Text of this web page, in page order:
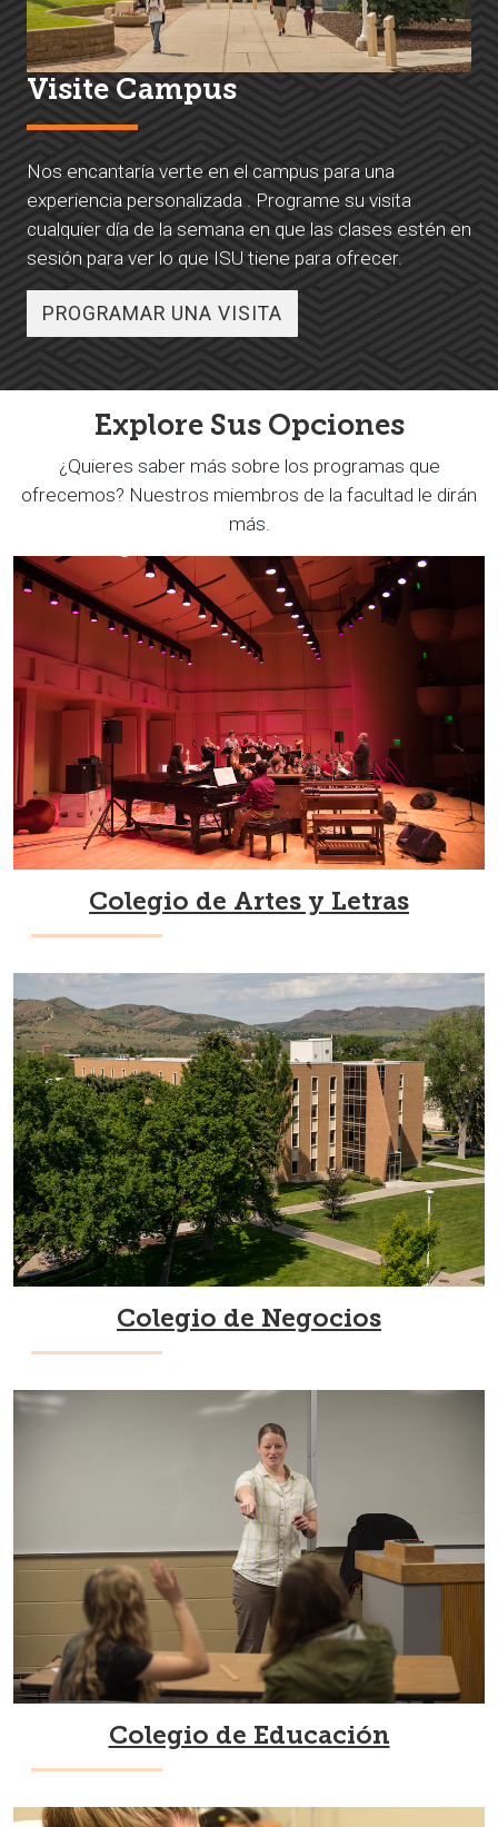
Visite Campus
Nos encantaría verte en el campus para una
experiencia personalizada . Programe su visita
cualquier día de la semana en que las clases estén en
sesión para ver lo que ISU tiene para ofrecer.
PROGRAMAR UNA VISITA
Explore Sus Opciones
¿Quieres saber más sobre los programas que
ofrecemos? Nuestros miembros de la facultad le dirán
más.
Colegio de Artes y Letras
Colegio de Negocios
Colegio de Educación